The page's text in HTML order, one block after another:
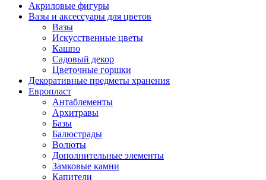
Акриловые фигуры
Вазы и аксессуары для цветов
Вазы
Искусственные цветы
Кашпо
Садовый декор
Цветочные горшки
Декоративные предметы хранения
Европласт
Антаблементы
Архитравы
Базы
Балюстрады
Волюты
Дополнительные элементы
Замковые камни
Капители